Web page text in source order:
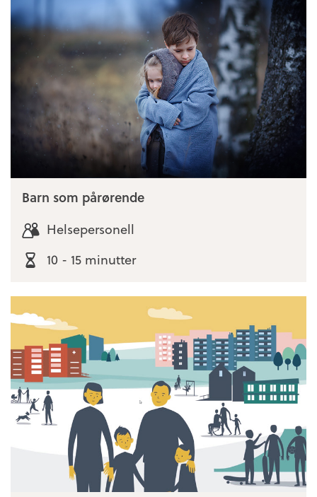
Barn som pårørende
Helsepersonell
10 - 15 minutter